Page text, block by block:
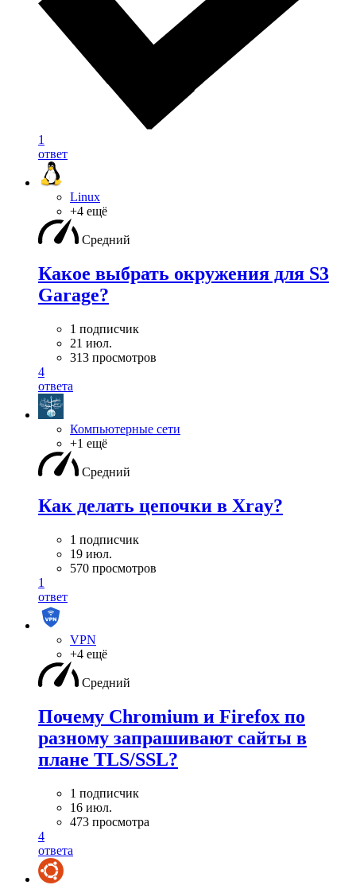
1
ответ
Linux
+4 ещё
Средний
Какое выбрать окружения для S3
Garage?
1 подписчик
21 июл.
313 просмотров
4
ответа
Компьютерные сети
+1 ещё
Средний
Как делать цепочки в Xray?
1 подписчик
19 июл.
570 просмотров
1
ответ
VPN
+4 ещё
Средний
Почему Chromium и Firefox по
разному запрашивают сайты в
плане TLS/SSL?
1 подписчик
16 июл.
473 просмотра
4
ответа